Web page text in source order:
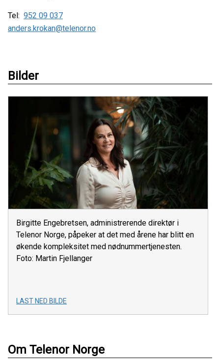
Tel: 952 09 037
anders.krokan@telenor.no
Bilder
Birgitte Engebretsen, administrerende direktør i
Telenor Norge, påpeker at det med årene har blitt en
økende kompleksitet med nødnummertjenesten.
Foto: Martin Fjellanger
LAST NED BILDE
Om Telenor Norge